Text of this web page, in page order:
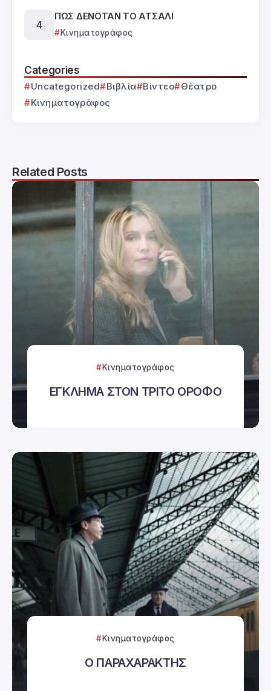
ΠΩΣ ΔΕΝΟΤΑΝ ΤΟ ΑΤΣΑΛΙ
Κινηματογράφος
Categories
Uncategorized Βιβλία Βίντεο
Θέατρο
Κινηματογράφος
Related Posts
Κινηματογράφος
ΕΓΚΛΗΜΑ ΣΤΟΝ ΤΡΙΤΟ ΟΡΟΦΟ
Κινηματογράφος
Ο ΠΑΡΑΧΑΡΑΚΤΗΣ